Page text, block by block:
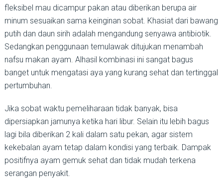
fleksibel mau dicampur pakan atau diberikan berupa air
minum sesuaikan sama keinginan sobat. Khasiat dari bawang
putih dan daun sirih adalah mengandung senyawa antibiotik.
Sedangkan penggunaan temulawak ditujukan menambah
nafsu makan ayam. Alhasil kombinasi ini sangat bagus
banget untuk mengatasi aya yang kurang sehat dan tertinggal
pertumbuhan.
Jika sobat waktu pemeliharaan tidak banyak, bisa
dipersiapkan jamunya ketika hari libur. Selain itu lebih bagus
lagi bila diberikan 2 kali dalam satu pekan, agar sistem
kekebalan ayam tetap dalam kondisi yang terbaik. Dampak
positifnya ayam gemuk sehat dan tidak mudah terkena
serangan penyakit.